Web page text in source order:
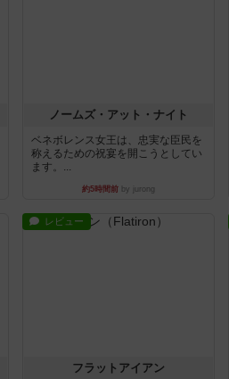
ノームズ・アット・ナイト
ベネボレンス女王は、忠実な臣民を
称えるための祝宴を開こうとしてい
ます。...
約5時間前 by jurong
レビュー
フラットアイアン